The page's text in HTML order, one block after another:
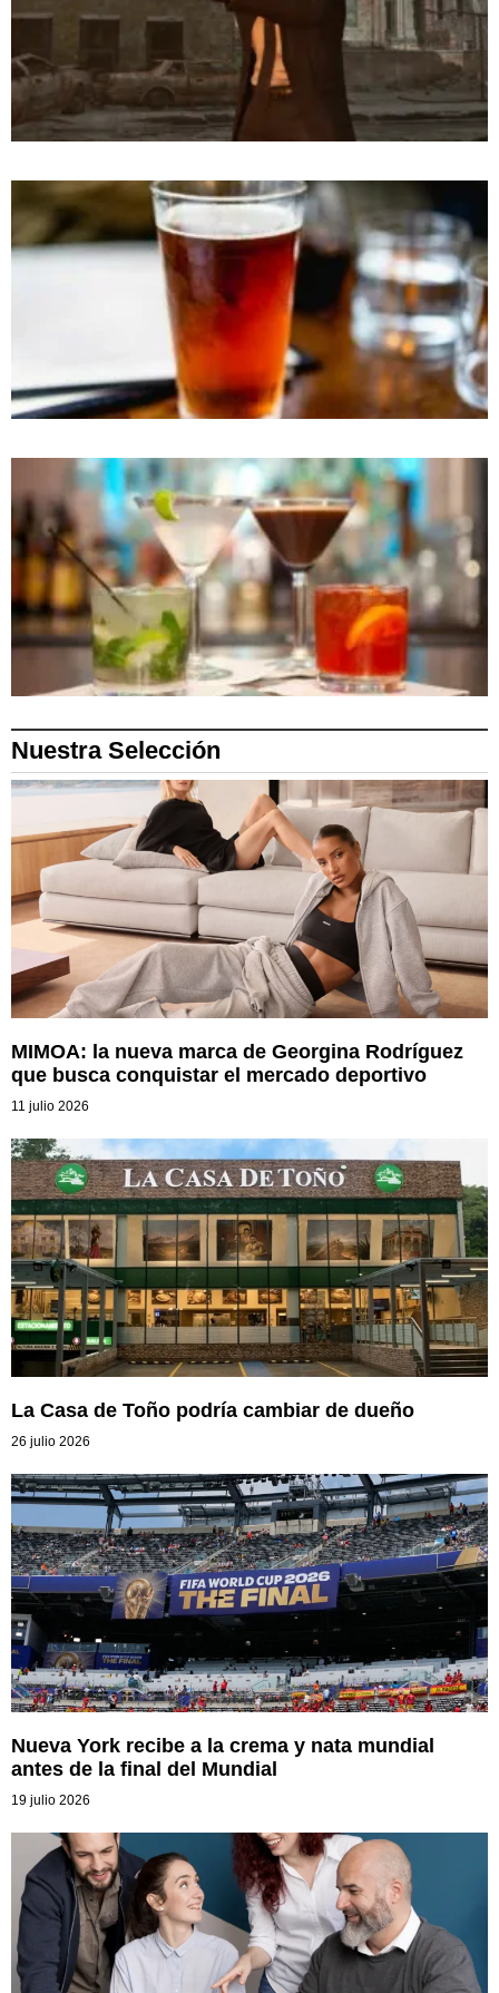
Nuestra Selección
MIMOA: la nueva marca de Georgina Rodríguez
que busca conquistar el mercado deportivo
11 julio 2026
La Casa de Toño podría cambiar de dueño
26 julio 2026
Nueva York recibe a la crema y nata mundial
antes de la final del Mundial
19 julio 2026